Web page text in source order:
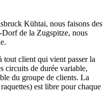
Kühtai, nous faisons des
Dorf de la Zugspitze, nous
tout client qui vient passer la
circuits de durée variable,
du groupe de clients. La
est libre pour chaque